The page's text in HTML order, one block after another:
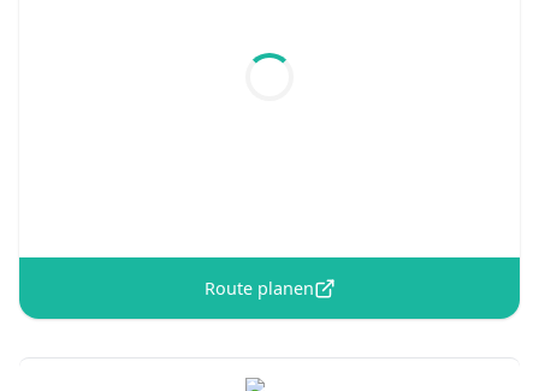
Route planen